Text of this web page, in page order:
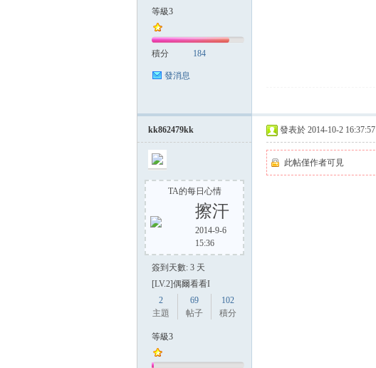
等級3
積分 184
發消息
kk862479kk
TA的每日心情
擦汗
2014-9-6
15:36
簽到天數: 3 天
[LV.2]偶爾看看I
2
主題
69
帖子
102
積分
等級3
發表於 2014-10-2 16:37:57
此帖僅作者可見